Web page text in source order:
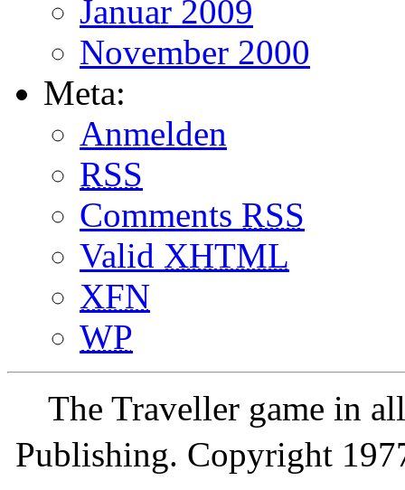
Januar 2009
November 2000
Meta:
Anmelden
RSS
Comments RSS
Valid XHTML
XFN
WP
The Traveller game in
Publishing. Copyright